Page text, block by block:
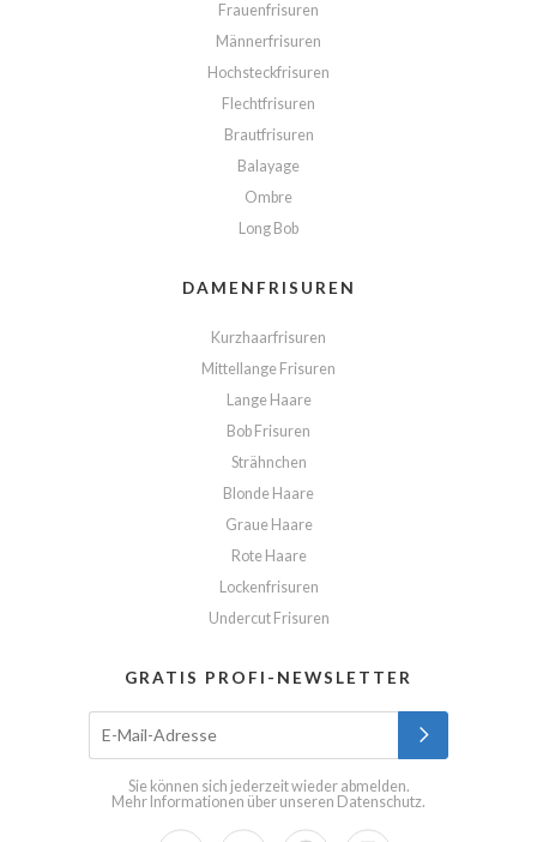
Frauenfrisuren
Männerfrisuren
Hochsteckfrisuren
Flechtfrisuren
Brautfrisuren
Balayage
Ombre
Long Bob
DAMENFRISUREN
Kurzhaarfrisuren
Mittellange Frisuren
Lange Haare
Bob Frisuren
Strähnchen
Blonde Haare
Graue Haare
Rote Haare
Lockenfrisuren
Undercut Frisuren
GRATIS PROFI-NEWSLETTER
Sie können sich jederzeit wieder abmelden.
Mehr Informationen über unseren Datenschutz.